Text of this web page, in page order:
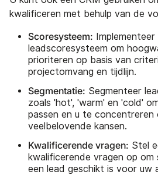
kwalificeren met behulp van de
Scoresysteem: Implementeer
leadscoresysteem om
prioriteren op basis van
projectomvang en tijdlijn.
Segmentatie: Segmenteer
zoals 'hot', 'warm' en 'cold'
passen en u te concentreren
veelbelovende kansen.
Kwalificerende vragen: Stel
kwalificerende vragen op
een lead geschikt is voor uw